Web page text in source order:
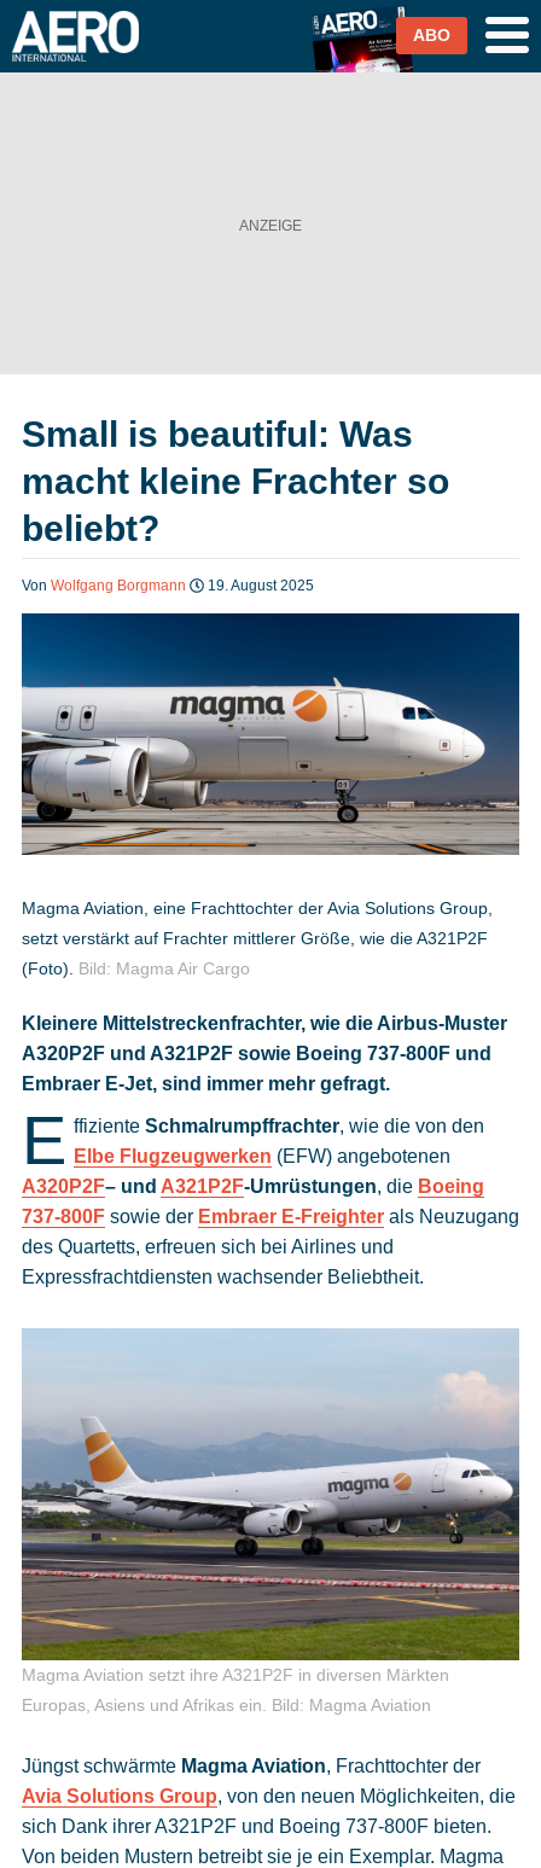
Magazin & Abo
Podcast
Impressum
Datenschutz
Cookies
Datenschutzeinstellungen
ABO
Small is beautiful: Was
macht kleine Frachter so
beliebt?
Von Wolfgang Borgmann 19. August 2025
Magma Aviation, eine Frachttochter der Avia Solutions Group,
setzt verstärkt auf Frachter mittlerer Größe, wie die A321P2F
(Foto).
Bild: Magma Air Cargo
Kleinere Mittelstreckenfrachter, wie die Airbus-Muster
A320P2F und A321P2F sowie Boeing 737-800F und
Embraer E-Jet, sind immer mehr gefragt.
E ffiziente Schmalrumpffrachter, wie die von den
Elbe Flugzeugwerken (EFW) angebotenen
A320P2F– und A321P2F-Umrüstungen, die Boeing
737-800Fsowie der Embraer E-Freighterals Neuzugang
des Quartetts, erfreuen sich bei Airlines und
Expressfrachtdiensten wachsender Beliebtheit.
Magma Aviation setzt ihre A321P2F in diversen Märkten
Europas, Asiens und Afrikas ein.
Bild: Magma Aviation
Jüngst schwärmte Magma Aviation, Frachttochter der
Avia Solutions Group, von den neuen Möglichkeiten, die
sich Dank ihrer A321P2F und Boeing 737-800F bieten.
Von beiden Mustern betreibt sie je ein Exemplar. Magma